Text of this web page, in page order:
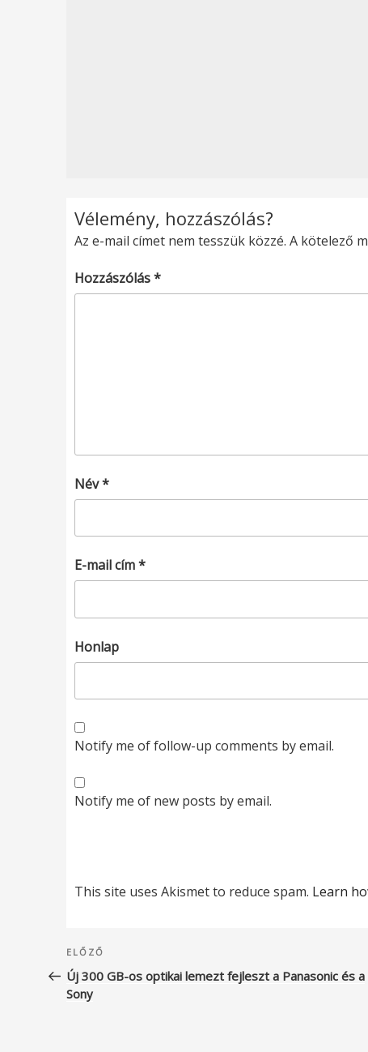
Vélemény, hozzászólás?
Az e-mail címet nem tesszük közzé. A kötelező
Hozzászólás*
Név*
E-mail cím*
Honlap
Notify me of follow-up comments by email.
Notify me of new posts by email.
This site uses Akismet to reduce spam. Learn
Bejegyzés
navigáció
Korábbi
bejegyzés
ELŐZŐ
Új 300 GB-os optikai lemezt fejleszt a Panasonic és a
Sony